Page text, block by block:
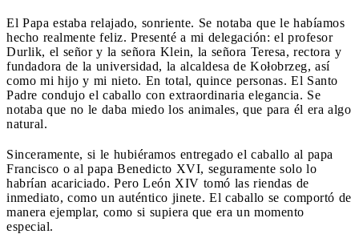
El Papa estaba relajado, sonriente. Se notaba que le habíamos
hecho realmente feliz. Presenté a mi delegación: el profesor
Durlik, el señor y la señora Klein, la señora Teresa, rectora y
fundadora de la universidad, la alcaldesa de Kołobrzeg, así
como mi hijo y mi nieto. En total, quince personas. El Santo
Padre condujo el caballo con extraordinaria elegancia. Se
notaba que no le daba miedo los animales, que para él era algo
natural.
Sinceramente, si le hubiéramos entregado el caballo al papa
Francisco o al papa Benedicto XVI, seguramente solo lo
habrían acariciado. Pero León XIV tomó las riendas de
inmediato, como un auténtico jinete. El caballo se comportó de
manera ejemplar, como si supiera que era un momento
especial.